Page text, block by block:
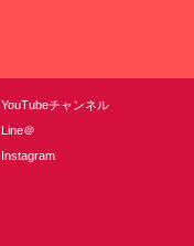
YouTubeチャンネル
Line＠
Instagram